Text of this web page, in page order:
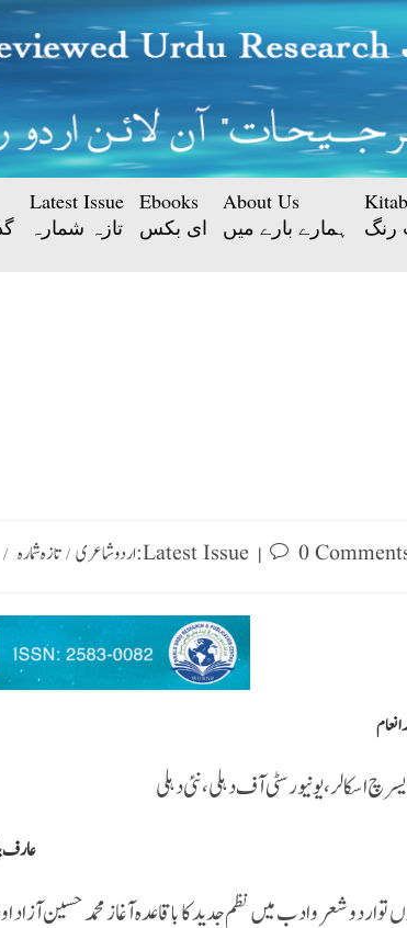
Latest Issue
تازہ شمارہ
Ebooks
ای بکس
About Us
ہمارے بارے میں
رنگ
/ اردو شاعری / تازہ شمارہ : Latest Issue 0
انعام
اسکالر،یونیورسٹی آف دہلی ، نئی دہلی
عارف
تو اردو شعر و ادب میں نظم جدید کا باقاعدہ آغاز محمد حسین آزاد